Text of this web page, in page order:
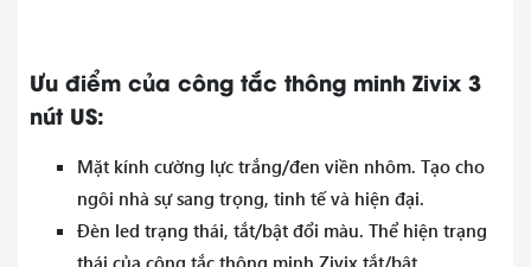
Ưu điểm của công tắc thông minh Zivix 3
nút US:
Mặt kính cường lực trắng/đen viền nhôm. Tạo cho
ngôi nhà sự sang trọng, tinh tế và hiện đại.
Đèn led trạng thái, tắt/bật đổi màu. Thể hiện trạng
thái của công tắc thông minh Zivix tắt/bật.